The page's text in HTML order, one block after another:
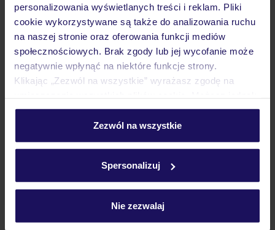
personalizowania wyświetlanych treści i reklam. Pliki
cookie wykorzystywane są także do analizowania ruchu
na naszej stronie oraz oferowania funkcji mediów
społecznościowych. Brak zgody lub jej wycofanie może
negatywnie wpłynąć na niektóre funkcje strony.
Klikając „Zezwól na wszystkie” wyrażasz zgodę na
personalizować swój wybór wchodząc w zakładkę
Szczegółowe informacje o plikach cookie znajdziesz
Zezwól na wszystkie
Spersonalizuj
Nie zezwalaj
Atrakcje
Ważne informacje
Czy w Hotelu będzie przedstawiciel TUI?
Na jakiej podstawie i gdzie otrzymam karty
Zobacz więcej